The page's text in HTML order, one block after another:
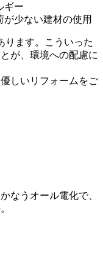
ギー
が少ない建材の使用
ります。こういった
が、環境への配慮に
しいリフォームをご
なうオール電化で、